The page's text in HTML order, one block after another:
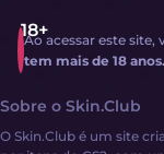
Ao acessar este
tem mais de 18 anos.
Sobre o Skin.Club
O Skin.Club é um site